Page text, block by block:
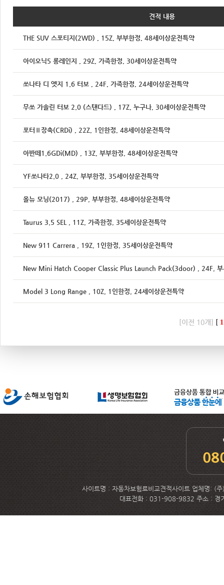
견적 내용
THE SUV 스포티지(2WD) , 15Z, 부부한정, 48세이상운전특약
아이오닉5 롱레인지 , 29Z, 가족한정, 30세이상운전특약
쏘나타 디 엣지 1.6 터보 , 24F, 가족한정, 24세이상운전특약
무쏘 가솔린 터보 2.0 (스탠다드) , 17Z, 누구나, 30세이상운전특약
포터Ⅱ장축(CRDi) , 22Z, 1인한정, 48세이상운전특약
아반떼1.6GDi(MD) , 13Z, 부부한정, 48세이상운전특약
YF쏘나타2.0 , 24Z, 부부한정, 35세이상운전특약
올뉴 모닝(2017) , 29P, 부부한정, 48세이상운전특약
Taurus 3.5 SEL , 11Z, 가족한정, 35세이상운전특약
New 911 Carrera , 19Z, 1인한정, 35세이상운전특약
New Mini Hatch Cooper Classic Plus Launch Pack(3door) , 24F, 부
Model 3 Long Range , 10Z, 1인한정, 24세이상운전특약
[이전 10개] [
사이트명 : 자동차보험료비교견적사이트 업체명: (
대표전화 : 031-908-9832 주소 : 경